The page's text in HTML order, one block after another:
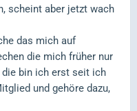
scheint aber jetzt wach
das mich auf
die mich früher nur
die bin ich erst seit ich
und gehöre dazu,